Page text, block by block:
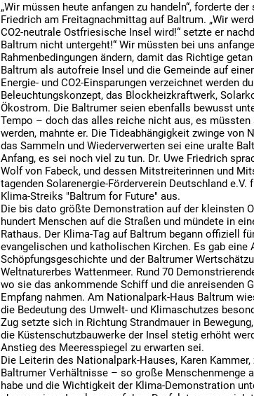
„Wir müssen heute anfangen zu handeln“, forderte
Friedrich am Freitagnachmittag auf Baltrum. „Wir
CO2-neutrale Ostfriesische Insel wird!“ setzte er
Baltrum nicht untergeht!“ Wir müssten bei uns
Rahmenbedingungen ändern, damit das Richtige
Baltrum als autofreie Insel und die Gemeinde auf
Energie- und CO2-Einsparungen verzeichnet werden
Beleuchtungskonzept, das Blockheizkraftwerk,
Ökostrom. Die Baltrumer seien ebenfalls bewusst
Tempo – doch das alles reiche nicht aus, es
werden, mahnte er. Die Tideabhängigkeit zwinge von
das Sammeln und Wiederverwerten sei eine uralte
Anfang, es sei noch viel zu tun. Dr. Uwe Friedrich
Wolf von Fabeck, und dessen Mitstreiterinnen und
tagenden Solarenergie-Förderverein Deutschland
Klima-Streiks "Baltrum for Future" aus.
Die bis dato größte Demonstration auf der kleinsten
hundert Menschen auf die Straßen und mündete in
Rathaus. Der Klima-Tag auf Baltrum begann offiziell
evangelischen und katholischen Kirchen. Es gab eine
Schöpfungsgeschichte und der Baltrumer
Weltnaturerbes Wattenmeer. Rund 70
wo sie das ankommende Schiff und die anreisenden
Empfang nahmen. Am Nationalpark-Haus Baltrum
die Bedeutung des Umwelt- und Klimaschutzes
Zug setzte sich in Richtung Strandmauer in
die Küstenschutzbauwerke der Insel stetig erhöht
Anstieg des Meeresspiegel zu erwarten sei.
Die Leiterin des Nationalpark-Hauses, Karen
Baltrumer Verhältnisse – so große Menschenmenge
habe und die Wichtigkeit der Klima-Demonstration